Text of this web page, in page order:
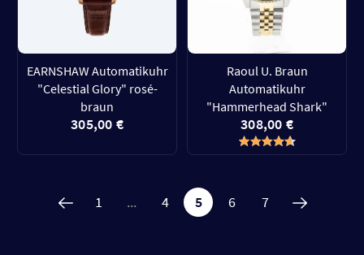
EARNSHAW Automatikuhr
"Celestial Glory" rosé-
braun
305,00 €
Raoul U. Braun
Automatikuhr
"Hammerhead Shark"
308,00 €
1 ... 4 5 6 7